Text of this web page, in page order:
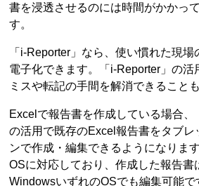
書を浸透させるのには時間がかかっ
す。
「i-Reporter」なら、使い慣れた現場
電子化できます。「i-Reporter」の活
ミスや転記の手間を解消できること
Excelで報告書を作成している場合、
の活用で既存のExcel報告書をタブレ
ンで作成・編集できるようになりま
OSに対応しており、作成した報告書
WindowsいずれのOSでも編集可能で